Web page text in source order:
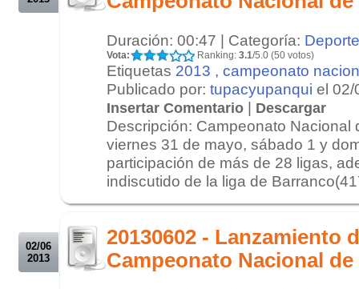
Duración: 00:47 | Categoría:
Vota: Ranking: 3.1/5.0 (50 votos)
Etiquetas 2013 , campeonato
Publicado por: tupacyupanqui el 02/
Insertar Comentario | Descargar
Descripción: Campeonato Nacional
viernes 31 de mayo, sábado 1 y
participación de más de 28 ligas,
indiscutido de la liga de
02/06
2013
20130602 - Lanzamiento
Campeonato Nacional de